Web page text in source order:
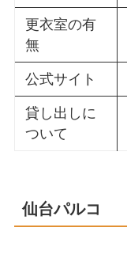
更衣室の有
無
公式サイト
貸し出しに
ついて
仙台パルコ